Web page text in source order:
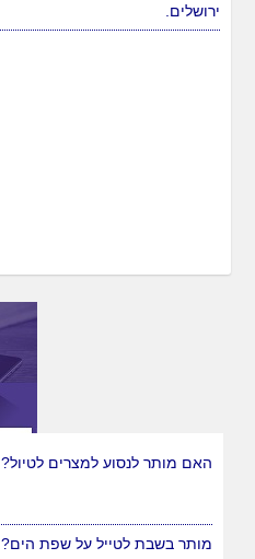
ירושלים.
האם מותר לנסוע למצרים לטיול?
מותר בשבת לטייל על שפת הים?